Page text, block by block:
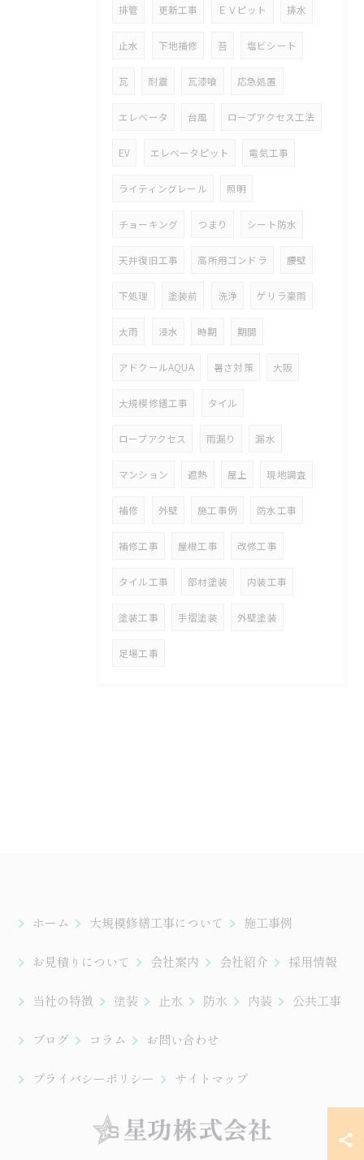
排管 更新工事 ＥＶピット 排水
止水 下地補修 苔 塩ビシート
瓦 耐震 瓦漆喰 応急処置
エレベータ 台風 ロープアクセス工法
EV エレベータピット 電気工事
ライティングレール 照明
チョーキング つまり シート防水
天井復旧工事 高所用ゴンドラ 腰壁
下処理 塗装前 洗浄 ゲリラ豪雨
大雨 浸水 時期 期間
アドクールAQUA 暑さ対策 大阪
大規模修繕工事 タイル
ロープアクセス 雨漏り 漏水
マンション 遮熱 屋上 現地調査
補修 外壁 施工事例 防水工事
補修工事 屋根工事 改修工事
タイル工事 部材塗装 内装工事
塗装工事 手摺塗装 外壁塗装
足場工事
ホーム 大規模修繕工事について 施工事例
お見積りについて 会社案内 会社紹介 採用情報
当社の特徴 塗装 止水 防水 内装 公共工事
ブログ コラム お問い合わせ
プライバシーポリシー サイトマップ